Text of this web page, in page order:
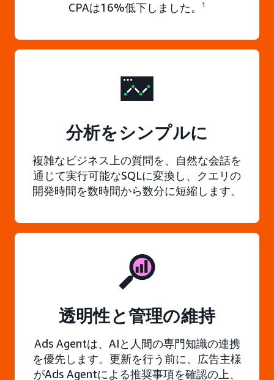
CPAは16%低下しました。
1
分析をシンプルに
複雑なビジネス上の質問を、自然な会話を
通じて実行可能なSQLに変換し、クエリの
開発時間を数時間から数分に短縮します。
透明性と管理の維持
Ads Agentは、AIと人間の専門知識の連携
を優先します。更新を行う前に、広告主様
がAds Agentによる推奨事項を確認の上、